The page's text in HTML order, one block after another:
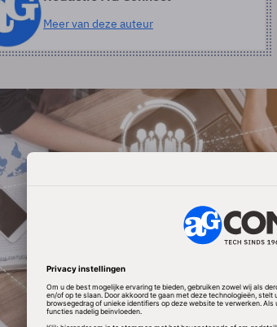
Meer van deze auteur